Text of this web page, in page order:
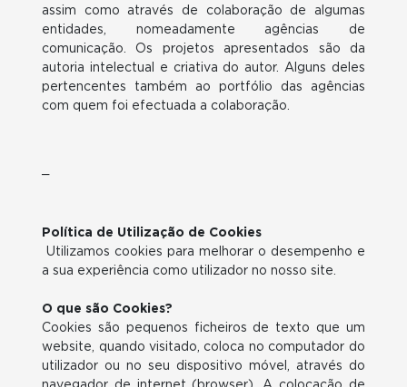
assim como através de colaboração de algumas
entidades, nomeadamente agências de
comunicação. Os projetos apresentados são da
autoria intelectual e criativa do autor. Alguns deles
pertencentes também ao portfólio das agências
com quem foi efectuada a colaboração.
Política de Utilização de Cookies
Utilizamos cookies para melhorar o desempenho e
a sua experiência como utilizador no nosso site.
O que são Cookies?
Cookies são pequenos ficheiros de texto que um
website, quando visitado, coloca no computador do
utilizador ou no seu dispositivo móvel, através do